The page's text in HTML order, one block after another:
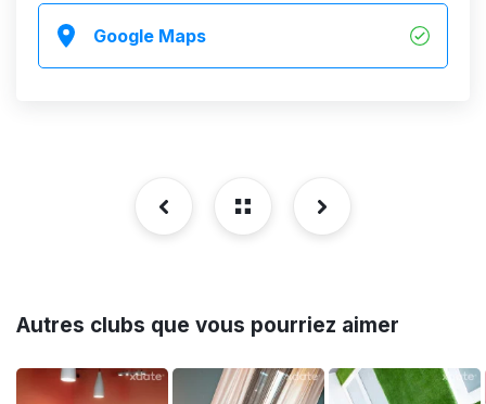
Google Maps
Autres clubs que vous pourriez aimer